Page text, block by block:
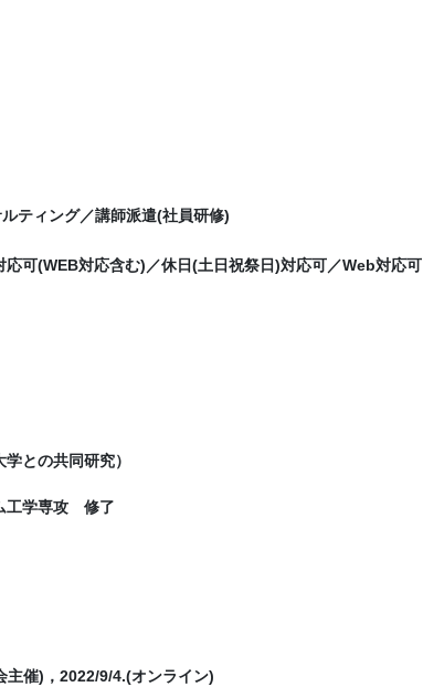
ティング／講師派遣(社員研修)
可(WEB対応含む)／休日(土日祝祭日)対応可／Web対応可
との共同研究）
工学専攻 修了
主催)，2022/9/4.(オンライン)